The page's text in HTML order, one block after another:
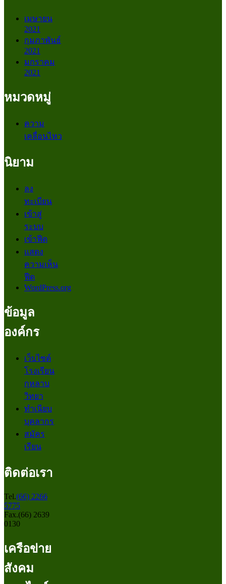
เมษายน
2021
กุมภาพันธ์
2021
มกราคม
2021
หมวดหมู่
ความ
เคลื่อนไหว
นิยาม
ลง
ทะเบียน
เข้าสู่
ระบบ
เข้าฟีด
แสดง
ความเห็น
ฟีด
WordPress.org
ข้อมูล
องค์กร
เว็บไซต์
โรงเรียน
กุหลาบ
วิทยา
ทำเนียบ
บุคลากร
สมัคร
เรียน
ติดต่อเรา
Tel.(66) 2266
5775
Fax.(66) 2639
0130
เครือข่าย
สังคม